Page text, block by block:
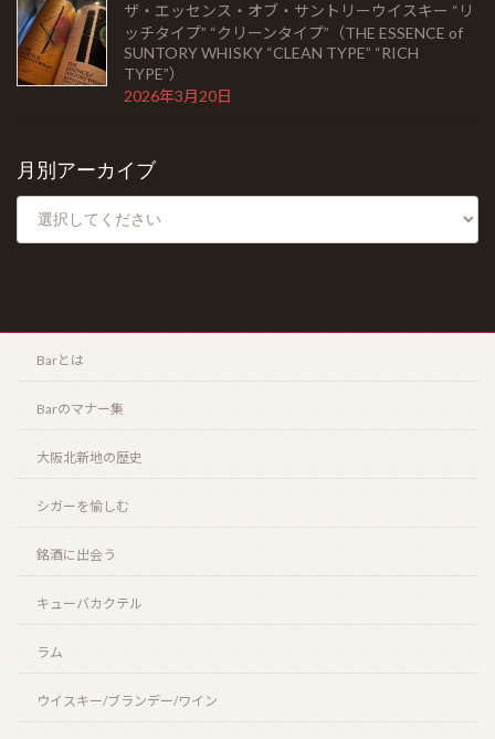
ザ・エッセンス・オブ・サントリーウイスキー “リ
ッチタイプ” “クリーンタイプ”（THE ESSENCE of
SUNTORY WHISKY “CLEAN TYPE” “RICH
TYPE”）
2026年3月20日
月別アーカイブ
Barとは
Barのマナー集
大阪北新地の歴史
シガーを愉しむ
銘酒に出会う
キューバカクテル
ラム
ウイスキー/ブランデー/ワイン
フード
北新地店案内